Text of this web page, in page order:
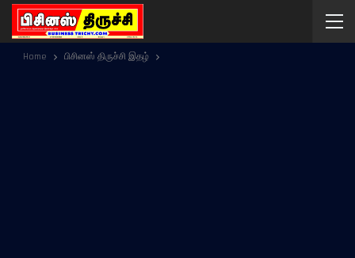
Home பிசினஸ் திருச்சி இதழ்